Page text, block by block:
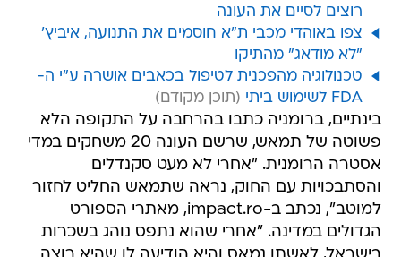
רוצים לסיים את העונה
צפו באוהדי מכבי ת"א חוסמים את התנועה, איביץ'
"לא מודאג" מהתיקו
טכנולוגיה מהפכנית לטיפול בכאבים אושרה ע"י ה-
FDA לשימוש ביתי
בינתיים, ברומניה כתבו בהרחבה על התקופה הלא
פשוטה של תמאש, שרשם העונה 20 משחקים במדי
אסטרה הרומנית. "אחרי לא מעט סקנדלים
והסתבכויות עם החוק, נראה שתמאש החליט לחזור
למוטב", נכתב ב-impact.ro, מאתרי הספורט
הגדולים במדינה. "אחרי שהוא נתפס נוהג בשכרות